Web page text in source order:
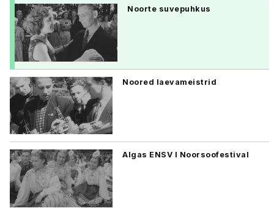
Noorte suvepuhkus
Noored laevameistrid
Algas ENSV I Noorsoofestival